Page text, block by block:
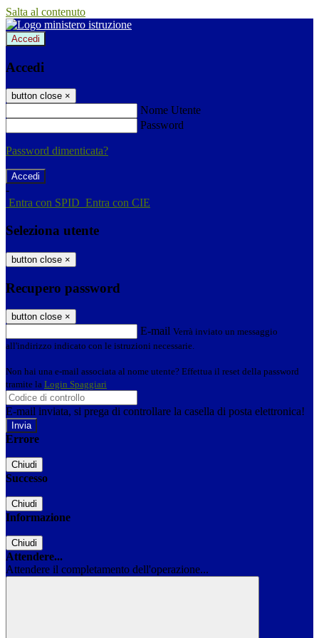
Salta al contenuto
Accedi
Accedi
button close ×
Nome Utente
Password
Password dimenticata?
-
Entra con SPID Entra con CIE
Seleziona utente
button close ×
Recupero password
button close ×
E-mail Verrà inviato un messaggio
all'indirizzo indicato con le istruzioni necessarie.
Non hai una e-mail associata al nome utente? Effettua il reset della password
tramite la Login Spaggiari
E-mail inviata, si prega di controllare la casella di posta elettronica!
Errore
Chiudi
Successo
Chiudi
Informazione
Chiudi
Attendere...
Attendere il completamento dell'operazione...